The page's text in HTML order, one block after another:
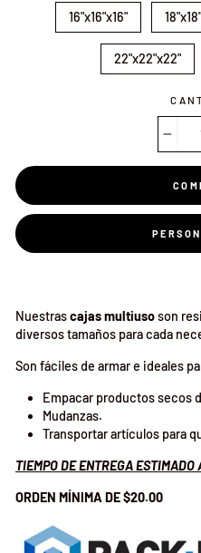
16"x16"x16"
22"x22"x22"
Nuestrascajas multiusoson
diversos tamaños para cada
Son fáciles de armar e ideales
Empacar productos secos
Mudanzas.
Transportar artículos para
TIEMPO DE ENTREGA
ORDEN MÍNIMA DE $20.00